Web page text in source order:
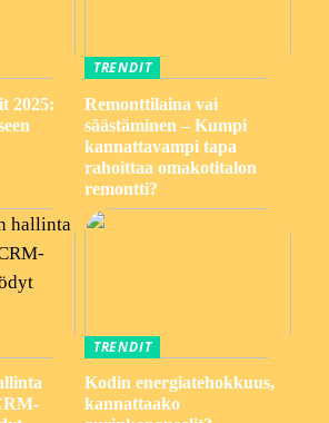
2025:
TRENDIT
Remonttilaina vai
säästäminen – Kumpi
kannattavampi tapa
rahoittaa omakotitalon
remontti?
TRENDIT
Kodin energiatehokkuus,
kannattaako